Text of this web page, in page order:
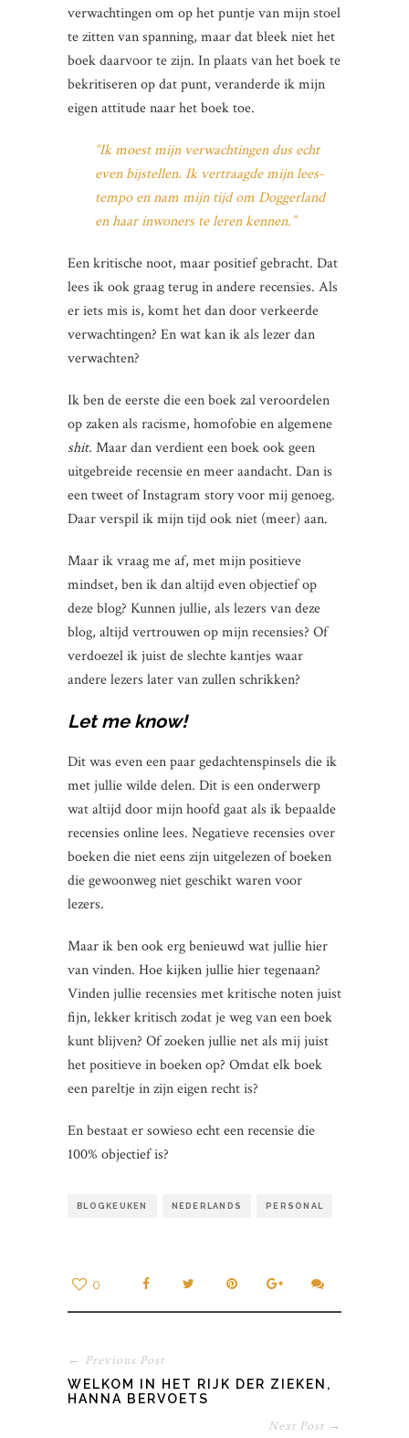
verwachtingen om op het puntje van mijn stoel
te zitten van spanning, maar dat bleek niet het
boek daarvoor te zijn. In plaats van het boek te
bekritiseren op dat punt, veranderde ik mijn
eigen attitude naar het boek toe.
“Ik moest mijn verwachtingen dus echt
even bijstellen. Ik vertraagde mijn lees-
tempo en nam mijn tijd om Doggerland
en haar inwoners te leren kennen.”
Een kritische noot, maar positief gebracht. Dat
lees ik ook graag terug in andere recensies. Als
er iets mis is, komt het dan door verkeerde
verwachtingen? En wat kan ik als lezer dan
verwachten?
Ik ben de eerste die een boek zal veroordelen
op zaken als racisme, homofobie en algemene
shit. Maar dan verdient een boek ook geen
uitgebreide recensie en meer aandacht. Dan is
een tweet of Instagram story voor mij genoeg.
Daar verspil ik mijn tijd ook niet (meer) aan.
Maar ik vraag me af, met mijn positieve
mindset, ben ik dan altijd even objectief op
deze blog? Kunnen jullie, als lezers van deze
blog, altijd vertrouwen op mijn recensies? Of
verdoezel ik juist de slechte kantjes waar
andere lezers later van zullen schrikken?
Let me know!
Dit was even een paar gedachtenspinsels die ik
met jullie wilde delen. Dit is een onderwerp
wat altijd door mijn hoofd gaat als ik bepaalde
recensies online lees. Negatieve recensies over
boeken die niet eens zijn uitgelezen of boeken
die gewoonweg niet geschikt waren voor
lezers.
Maar ik ben ook erg benieuwd wat jullie hier
van vinden. Hoe kijken jullie hier tegenaan?
Vinden jullie recensies met kritische noten juist
fijn, lekker kritisch zodat je weg van een boek
kunt blijven? Of zoeken jullie net als mij juist
het positieve in boeken op? Omdat elk boek
een pareltje in zijn eigen recht is?
En bestaat er sowieso echt een recensie die
100% objectief is?
BLOGKEUKEN NEDERLANDS PERSONAL
0
← Previous Post
WELKOM IN HET RIJK DER ZIEKEN,
HANNA BERVOETS
Next Post →